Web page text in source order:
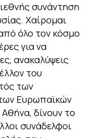
συνάντηση
Χαίρομαι
όλο τον κόσμο
για να
ανακαλύψεις
του
των
Ευρωπαϊκών
δίνουν το
συνάδελφοι